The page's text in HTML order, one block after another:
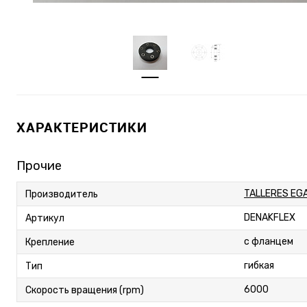
ХАРАКТЕРИСТИКИ
Прочие
Производитель TALLERES
Артикул DENAKFLEX
Крепление с фланцем
Тип гибкая
Скорость вращения (rpm) 6000